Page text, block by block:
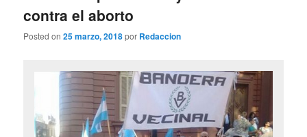
contra el aborto
Posted on25 marzo, 2018por Redaccion